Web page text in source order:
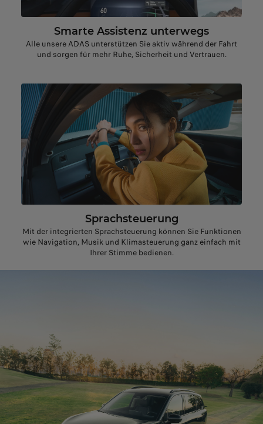
Smarte Assistenz unterwegs
Alle unsere ADAS unterstützen Sie aktiv während der Fahrt
und sorgen für mehr Ruhe, Sicherheit und Vertrauen.
Sprachsteuerung
Mit der integrierten Sprachsteuerung können Sie Funktionen
wie Navigation, Musik und Klimasteuerung ganz einfach mit
Ihrer Stimme bedienen.